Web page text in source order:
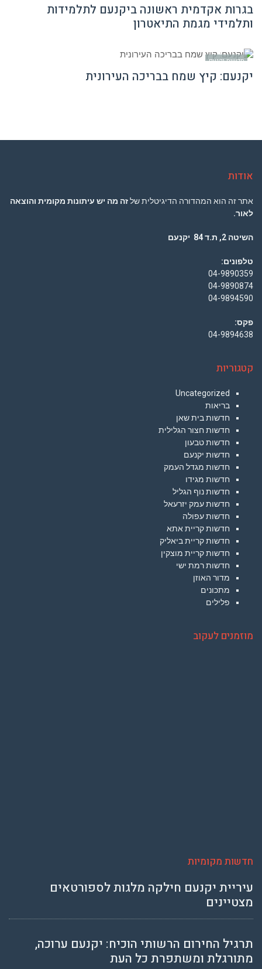
בגרות אקדמית ראשונה ביקנעם לתלמידות
ותלמידי מגמת התיאטרון
חדשות יקנעם
יקנעם: קיץ שמח בבריכה העירונית
אודות
אתר זה הוא המהדורה הדיגיטלית שלזה מה יש עיתונות מקומית והוצאה
לאור.
השיטה 2, ת.ד 84 יקנעם
טלפונים:
04-9890359
04-9890874
04-9894590
פקס:
04-9894638
קטגוריות
Uncategorized
בריאות
חדשות בית שאן
חדשות חצור הגלילית
חדשות טבעון
חדשות יקנעם
חדשות מגדל העמק
חדשות מגידו
חדשות נוף הגליל
חדשות עמק יזרעאל
חדשות עפולה
חדשות קריית אתא
חדשות קריית ביאליק
חדשות קריית מוצקין
חדשות רמת ישי
מדור האוזן
מתכונים
פלילים
מוזמנים לעקוב
חדשות מקומיות
עיריית יקנעם חילקה מלגות לספורטאים
מצטיינים
תרגיל החירום הרשותי הוכיח: יקנעם ערוכה,
מתורגלת ומשתפרת כל העת